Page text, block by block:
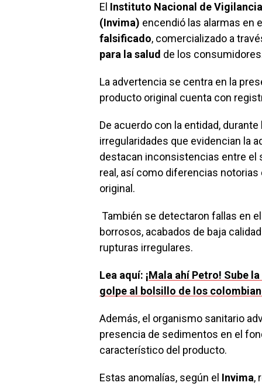
El Instituto Nacional de
(Invima) encendió las alarmas en
falsificado, comercializado a
para la salud de los
La advertencia se centra en la
producto original cuenta con
De acuerdo con la entidad,
irregularidades que evidencian la
destacan inconsistencias entre el
real, así como diferencias
original.
También se detectaron fallas en
borrosos, acabados de baja
rupturas irregulares.
Lea aquí: ¡Mala ahí Petro! Sube
golpe al bolsillo de los
Además, el organismo sanitario
presencia de sedimentos en el
característico del producto.
Estas anomalías, según el Invima,